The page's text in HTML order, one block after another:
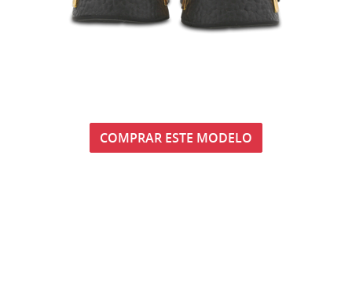
COMPRAR ESTE MODELO